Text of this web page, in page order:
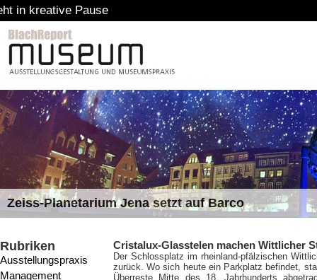
Zeiss-Planetarium Jena setzt auf Barco
Rubriken
Ausstellungspraxis
Management
Cristalux-Glasstelen machen Wittlicher
Der Schlossplatz im rheinland-pfälzischen
zurück. Wo sich heute ein Parkplatz befindet,
Überreste Mitte des 18. Jahrhunderts